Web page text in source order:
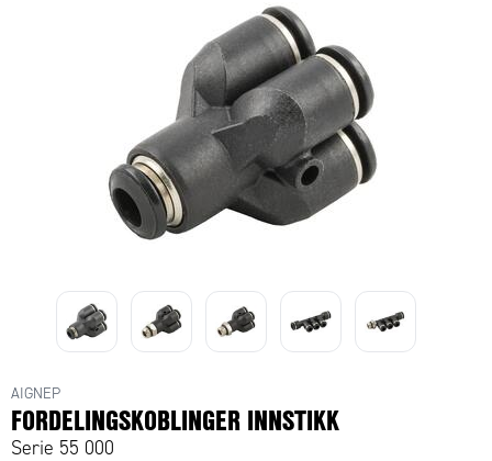
AIGNEP
FORDELINGSKOBLINGER INNSTIKK
Serie 55 000